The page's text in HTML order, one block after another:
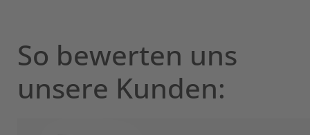
So bewerten uns
unsere Kunden: